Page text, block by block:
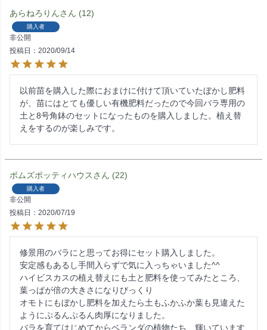
あらねろりん 12
購入者
非公開
投稿日
2020/09/14
以前苗を購入した際におまけに付けて頂いていたぼかし肥料
が、苗にはとても優しい有機肥料だったので今回バラ専用の
土と8号角鉢のセットになったものを購入しました。植え替
えをするのが楽しみです。
ポムズポッティハウス 22
購入者
非公開
投稿日
2020/07/19
修景用のバラにと思ってお得にセット購入しました。
安定感もあるし手間入らずで気に入っちゃいました^^
ハイビスカスの植え替えにも土と肥料を使ってみたところ、
葉っぱが倍の大きさになりびっくり
オモトにもぼかし肥料を加えたら土もふかふか葉も見違えた
ようにぷるんぷるん肉厚になりました。
バラを育てはじめてからベランダの植物たち、輝いています